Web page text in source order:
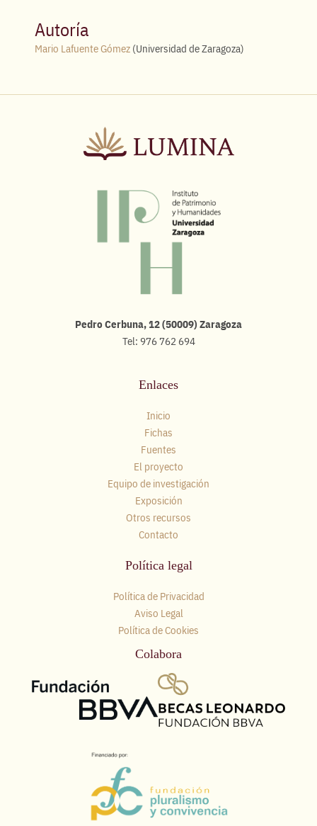
Autoría
Mario Lafuente Gómez (Universidad de Zaragoza)
Pedro Cerbuna, 12 (50009) Zaragoza
Tel: 976 762 694
Enlaces
Inicio
Fichas
Fuentes
El proyecto
Equipo de investigación
Exposición
Otros recursos
Contacto
Política legal
Política de Privacidad
Aviso Legal
Política de Cookies
Colabora